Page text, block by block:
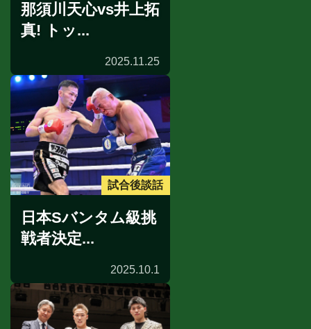
那須川天心vs井上拓
真! トッ...
2025.11.25
試合後談話
日本Sバンタム級挑
戦者決定...
2025.10.1